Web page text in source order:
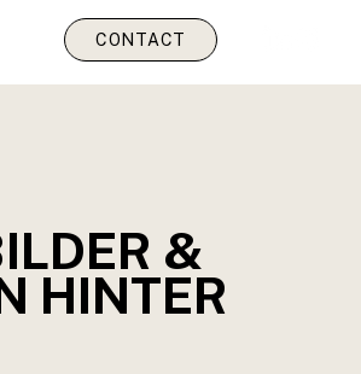
CONTACT
&
HINTER